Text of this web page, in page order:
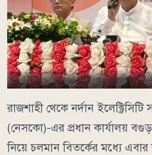
রাজশাহী থেকে নর্দান ইলেক্ট্রিসিটি
(নেসকো)-এর প্রধান কার্যালয়
নিয়ে চলমান বিতর্কের মধ্যে